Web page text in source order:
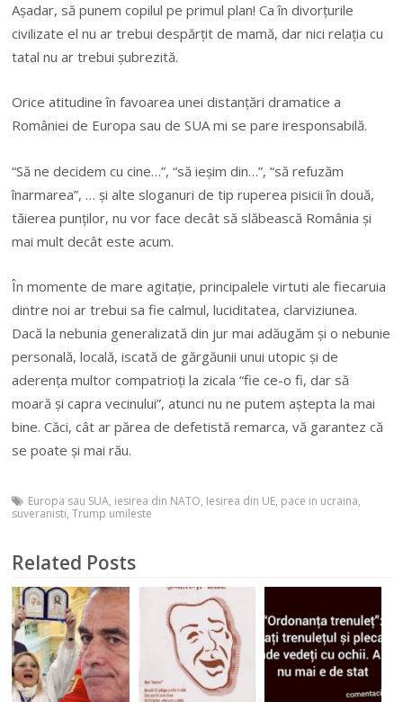
Aşadar, să punem copilul pe primul plan! Ca în divorţurile
civilizate el nu ar trebui despărţit de mamă, dar nici relaţia cu
tatal nu ar trebui şubrezită.
Orice atitudine în favoarea unei distanţări dramatice a
României de Europa sau de SUA mi se pare iresponsabilă.
“Să ne decidem cu cine…”, “să ieşim din…”, “să refuzăm
înarmarea”, … şi alte sloganuri de tip ruperea pisicii în două,
tăierea punţilor, nu vor face decât să slăbească România şi
mai mult decât este acum.
În momente de mare agitaţie, principalele virtuti ale fiecaruia
dintre noi ar trebui sa fie calmul, luciditatea, clarviziunea.
Dacă la nebunia generalizată din jur mai adăugăm şi o nebunie
personală, locală, iscată de gărgăunii unui utopic şi de
aderenţa multor compatrioţi la zicala “fie ce-o fi, dar să
moară şi capra vecinului”, atunci nu ne putem aştepta la mai
bine. Căci, cât ar părea de defetistă remarca, vă garantez că
se poate şi mai rău.
Europa sau SUA, iesirea din NATO, Iesirea din UE, pace in ucraina,
suveranisti,Trump umileste
Related Posts